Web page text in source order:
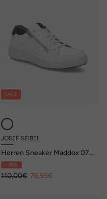
SALE
JOSEF SEIBEL
Herren Sneaker Maddox 07,
weiss-dunkelblau
- 30%
110,00€ 76,95€